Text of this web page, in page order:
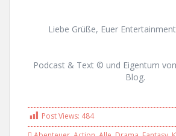
Liebe Grüße, Euer
Podcast & Text © und Eigentum
Blog.
Post Views: 484